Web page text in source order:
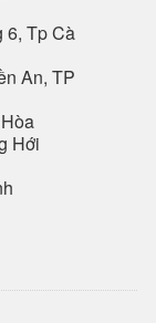
6, Tp Cà
An, TP
Hới